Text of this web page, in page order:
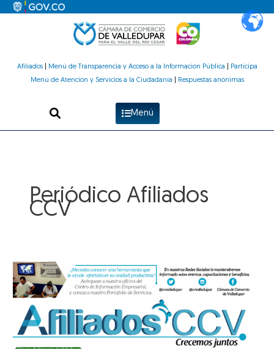
Afiliados| Menú de Transparencia y Acceso a la Información Pública
Participa
Menú de Atención y Servicios a la Ciudadanía
Respuestas anónimas
Menú
Periódico Afiliados
CCV
6ta
Edición